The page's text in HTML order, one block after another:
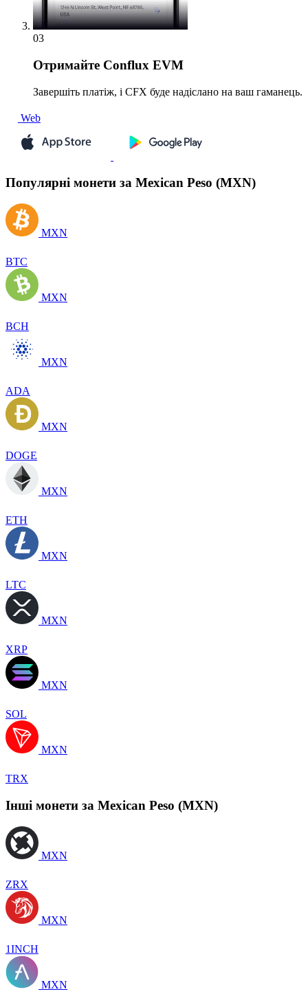
03
Отримайте Conflux EVM
Завершіть платіж, і CFX буде надіслано на ваш гаманець.
Web
Популярні монети за Mexican Peso (MXN)
MXN
BTC
MXN
BCH
MXN
ADA
MXN
DOGE
MXN
ETH
MXN
LTC
MXN
XRP
MXN
SOL
MXN
TRX
Інші монети за Mexican Peso (MXN)
MXN
ZRX
MXN
1INCH
MXN